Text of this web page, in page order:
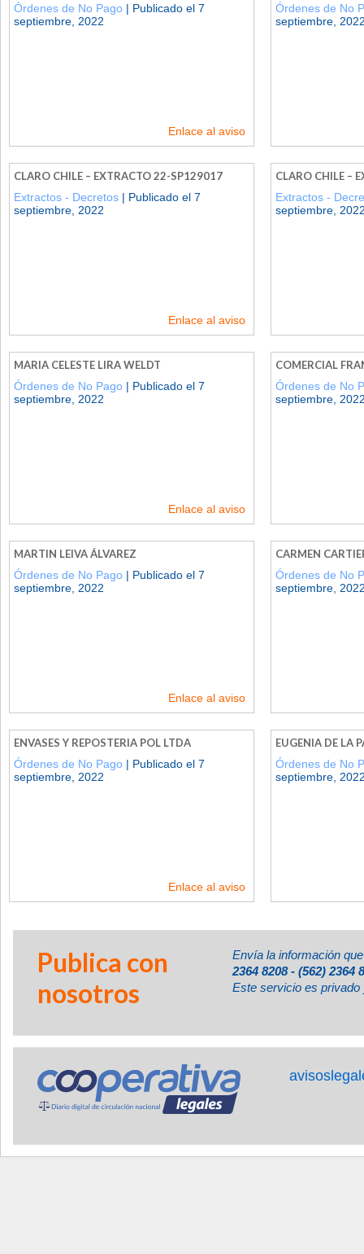
Órdenes de No Pago | Publicado el 7
septiembre, 2022
Enlace al aviso
Órdenes de No
septiembre,
CLARO CHILE – EXTRACTO 22-SP129017
Extractos - Decretos | Publicado el 7
septiembre, 2022
Enlace al aviso
CLARO CHILE –
Extractos -
septiembre,
MARIA CELESTE LIRA WELDT
Órdenes de No Pago | Publicado el 7
septiembre, 2022
Enlace al aviso
COMERCIAL
Órdenes de No
septiembre,
MARTIN LEIVA ÁLVAREZ
Órdenes de No Pago | Publicado el 7
septiembre, 2022
Enlace al aviso
CARMEN
Órdenes de No
septiembre,
ENVASES Y REPOSTERIA POL LTDA
Órdenes de No Pago | Publicado el 7
septiembre, 2022
Enlace al aviso
EUGENIA DE LA
Órdenes de No
septiembre,
Publica con
nosotros
Envía la información
2364 8208 - (562) 2364
Este servicio es privado